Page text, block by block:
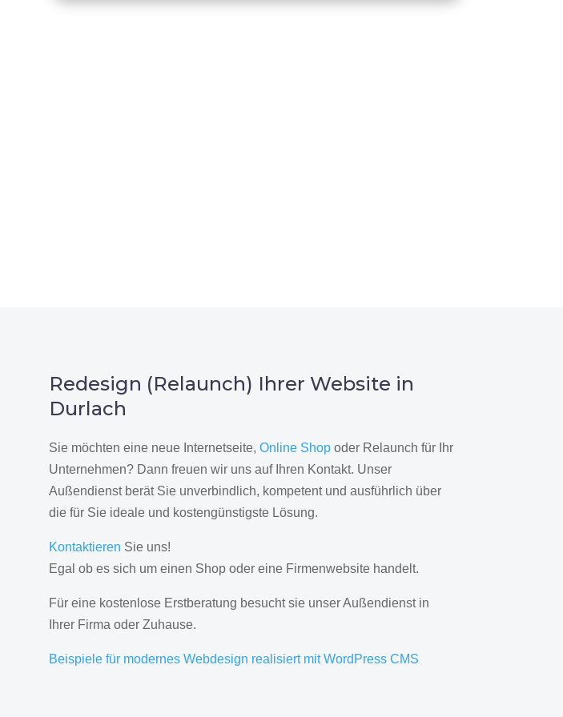
Redesign (Relaunch) Ihrer Website in
Durlach
Sie möchten eine neue Internetseite, Online Shopoder Relaunch für Ihr
Unternehmen? Dann freuen wir uns auf Ihren Kontakt. Unser
Außendienst berät Sie unverbindlich, kompetent und ausführlich über
die für Sie ideale und kostengünstigste Lösung.
Kontaktieren Sie uns!
Egal ob es sich um einen Shop oder eine Firmenwebsite handelt.
Für eine kostenlose Erstberatung besucht sie unser Außendienst in
Ihrer Firma oder Zuhause.
Beispiele für modernes Webdesign realisiert mit WordPress CMS